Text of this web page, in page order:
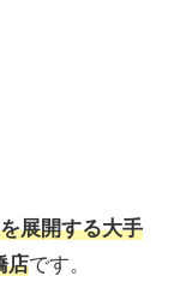
展開する大手
店です。